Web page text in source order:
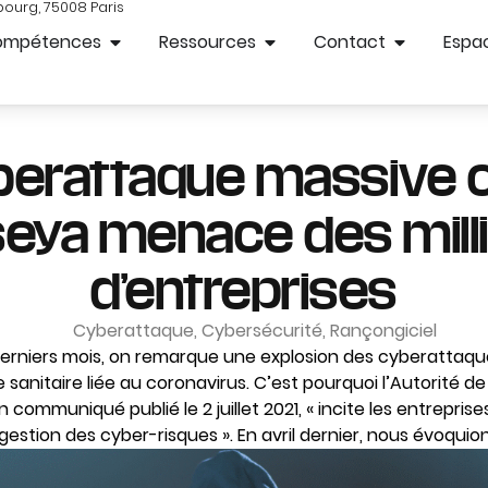
75008 Paris
Ressources Contact
massive
menace des
d’entreprises
Cyberattaque, Cybersécurité, Rançongiciel
mois, on remarque une explosion des
liée au coronavirus. C’est pourquoi l’Autorité
communiqué publié le 2 juillet 2021, « incite les
des cyber-risques ». En avril dernier, nous